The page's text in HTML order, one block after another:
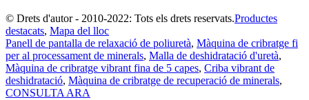
© Drets d'autor - 2010-2022: Tots els drets reservats.Productes
destacats, Mapa del lloc
Panell de pantalla de relaxació de poliuretà, Màquina de cribratge fi
per al processament de minerals, Malla de deshidratació d'uretà,
Màquina de cribratge vibrant fina de 5 capes, Criba vibrant de
deshidratació, Màquina de cribratge de recuperació de minerals,
CONSULTA ARA